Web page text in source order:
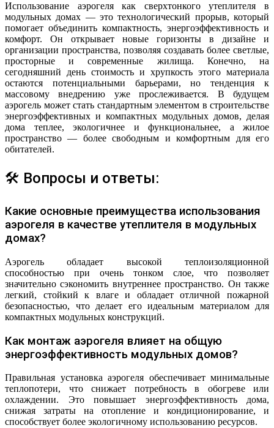
Использование аэрогеля как сверхтонкого утеплителя в
модульных домах — это технологический прорыв, который
помогает объединить компактность, энергоэффективность и
комфорт. Он открывает новые горизонты в дизайне и
организации пространства, позволяя создавать более светлые,
просторные и современные жилища. Конечно, на
сегодняшний день стоимость и хрупкость этого материала
остаются потенциальными барьерами, но тенденция к
массовому внедрению уже прослеживается. В будущем
аэрогель может стать стандартным элементом в строительстве
энергоэффективных и компактных модульных домов, делая
дома теплее, экологичнее и функциональнее, а жилое
пространство — более свободным и комфортным для его
обитателей.
🛠 Вопросы и ответы:
Какие основные преимущества использования
аэрогеля в качестве утеплителя в модульных
домах?
Аэрогель обладает высокой теплоизоляционной
способностью при очень тонком слое, что позволяет
значительно сэкономить внутреннее пространство. Он также
легкий, стойкий к влаге и обладает отличной пожарной
безопасностью, что делает его идеальным материалом для
компактных модульных конструкций.
Как монтаж аэрогеля влияет на общую
энергоэффективность модульных домов?
Правильная установка аэрогеля обеспечивает минимальные
теплопотери, что снижает потребность в обогреве или
охлаждении. Это повышает энергоэффективность дома,
снижая затраты на отопление и кондиционирование, и
способствует более экологичному использованию ресурсов.